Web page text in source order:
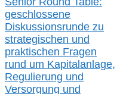
geschlossene
Diskussionsrunde zu
strategischen und
praktischen Fragen
rund um Kapitalanlage,
Regulierung und
Versorgung und